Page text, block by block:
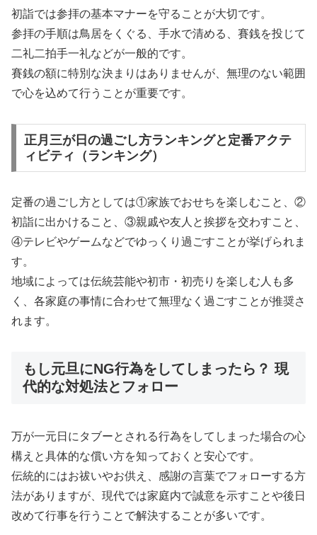
初詣では参拝の基本マナーを守ることが大切です。
参拝の手順は鳥居をくぐる、手水で清める、賽銭を投じて
二礼二拍手一礼などが一般的です。
賽銭の額に特別な決まりはありませんが、無理のない範囲
で心を込めて行うことが重要です。
正月三が日の過ごし方ランキングと定番アクテ
ィビティ（ランキング）
定番の過ごし方としては①家族でおせちを楽しむこと、②
初詣に出かけること、③親戚や友人と挨拶を交わすこと、
④テレビやゲームなどでゆっくり過ごすことが挙げられま
す。
地域によっては伝統芸能や初市・初売りを楽しむ人も多
く、各家庭の事情に合わせて無理なく過ごすことが推奨さ
れます。
もし元旦にNG行為をしてしまったら？ 現
代的な対処法とフォロー
万が一元日にタブーとされる行為をしてしまった場合の心
構えと具体的な償い方を知っておくと安心です。
伝統的にはお祓いやお供え、感謝の言葉でフォローする方
法がありますが、現代では家庭内で誠意を示すことや後日
改めて行事を行うことで解決することが多いです。